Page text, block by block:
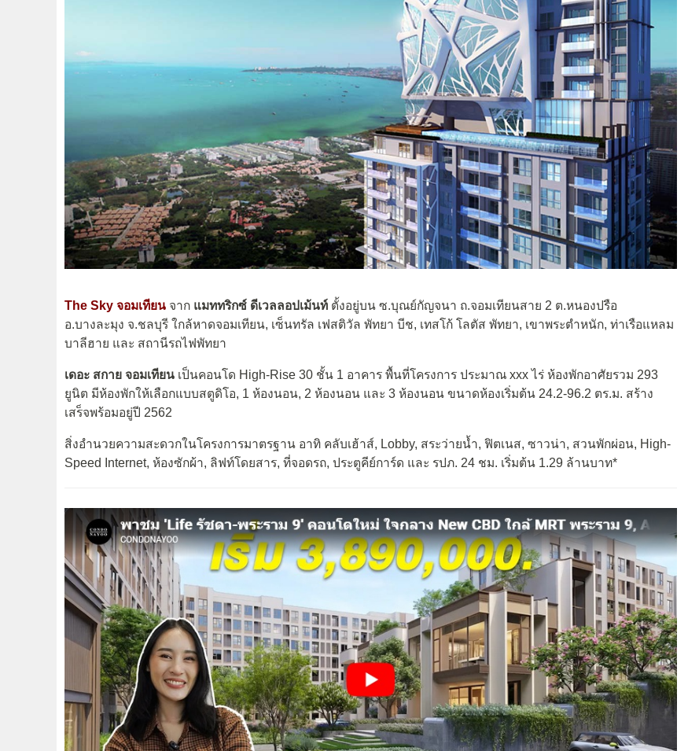
The Sky จอมเทียน จาก แมททริกซ์ ดีเวลลอปเม้นท์ ตั้งอยู่บน ซ.บุณย์กัญจนา ถ.จอมเทียนสาย 2 ต.หนองปรือ
อ.บางละมุง จ.ชลบุรี ใกล้หาดจอมเทียน, เซ็นทรัล เฟสติวัล พัทยา บีช, เทสโก้ โลตัส พัทยา, เขาพระตำหนัก, ท่าเรือแหลม
บาลีฮาย และ สถานีรถไฟพัทยา
เดอะ สกาย จอมเทียน เป็นคอนโด High-Rise 30 ชั้น 1 อาคาร พื้นที่โครงการ ประมาณ xxx ไร่ ห้องพักอาศัยรวม 293
ยูนิต มีห้องพักให้เลือกแบบสตูดิโอ, 1 ห้องนอน, 2 ห้องนอน และ 3 ห้องนอน ขนาดห้องเริ่มต้น 24.2-96.2 ตร.ม. สร้าง
เสร็จพร้อมอยู่ปี 2562
สิ่งอำนวยความสะดวกในโครงการมาตรฐาน อาทิ คลับเฮ้าส์, Lobby, สระว่ายน้ำ, ฟิตเนส, ซาวน่า, สวนพักผ่อน, High-
Speed Internet, ห้องซักผ้า, ลิฟท์โดยสาร, ที่จอดรถ, ประตูคีย์การ์ด และ รปภ. 24 ชม. เริ่มต้น 1.29 ล้านบาท*